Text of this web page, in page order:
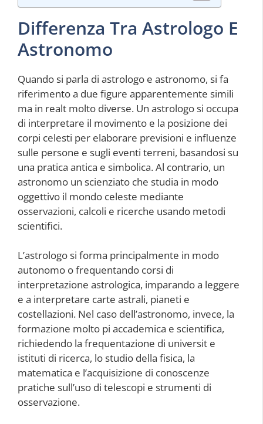
Differenza Tra Astrologo E
Astronomo
Quando si parla di astrologo e astronomo, si fa
riferimento a due figure apparentemente simili
ma in realt molto diverse. Un astrologo si occupa
di interpretare il movimento e la posizione dei
corpi celesti per elaborare previsioni e influenze
sulle persone e sugli eventi terreni, basandosi su
una pratica antica e simbolica. Al contrario, un
astronomo un scienziato che studia in modo
oggettivo il mondo celeste mediante
osservazioni, calcoli e ricerche usando metodi
scientifici.
L’astrologo si forma principalmente in modo
autonomo o frequentando corsi di
interpretazione astrologica, imparando a leggere
e a interpretare carte astrali, pianeti e
costellazioni. Nel caso dell’astronomo, invece, la
formazione molto pi accademica e scientifica,
richiedendo la frequentazione di universit e
istituti di ricerca, lo studio della fisica, la
matematica e l’acquisizione di conoscenze
pratiche sull’uso di telescopi e strumenti di
osservazione.